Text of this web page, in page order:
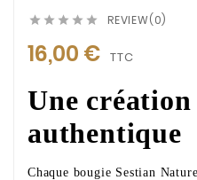
     REVIEW(0)
16,00 € TTC
Une
authentique
Chaque bougie Sestian